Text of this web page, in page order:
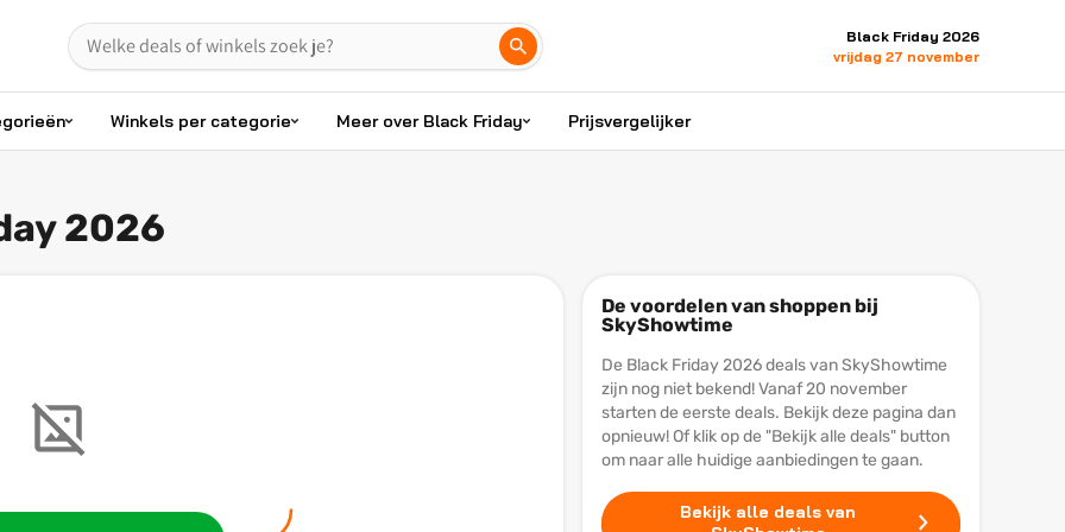
Black Friday 2026
vrijdag 27 november
Winkels per categorie Meer over Black Friday Prijsvergelijker
2026
De voordelen van shoppen bij
SkyShowtime
De Black Friday 2026 deals van SkyShowtime
zijn nog niet bekend! Vanaf 20 november
starten de eerste deals. Bekijk deze pagina dan
opnieuw! Of klik op de "Bekijk alle deals" button
om naar alle huidige aanbiedingen te gaan.
Bekijk alle deals van